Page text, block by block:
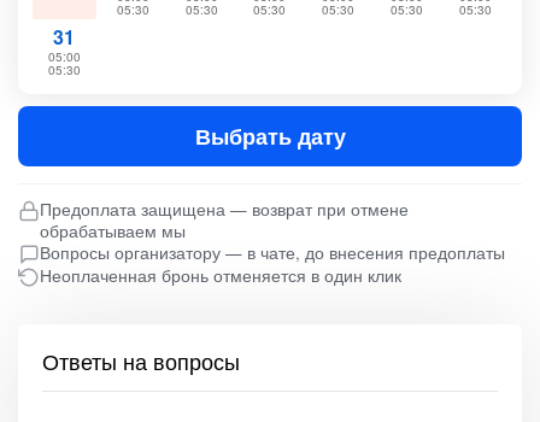
05:30 05:30 05:30 05:30 05:30 05:30
31
05:00
05:30
Выбрать дату
Предоплата защищена — возврат при отмене
обрабатываем мы
Вопросы организатору — в чате, до внесения предоплаты
Неоплаченная бронь отменяется в один клик
Ответы на вопросы